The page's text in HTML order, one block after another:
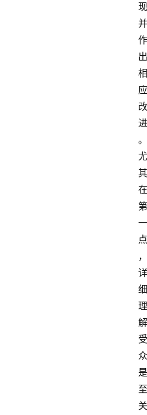
现
并
作
出
相
应
改
进
。
尤
其
在
第
一
点
，
详
细
理
解
受
众
是
至
关